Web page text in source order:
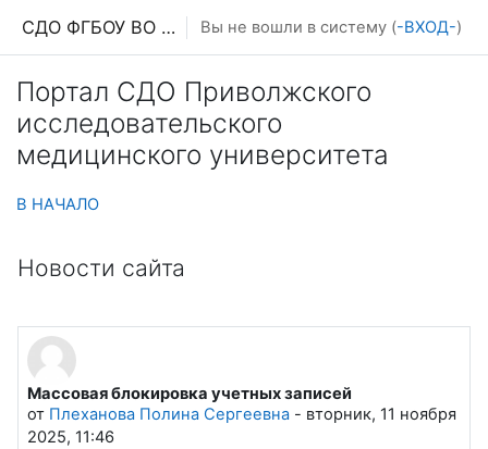
СДО ФГБОУ ВО ПИМУ МЗ РФ Вы не вошли в систему (-ВХОД-)
Портал СДО Приволжского
исследовательского
медицинского университета
В НАЧАЛО
Новости сайта
Массовая блокировка учетных записей
от Плеханова Полина Сергеевна - вторник, 11 ноября
2025, 11:46